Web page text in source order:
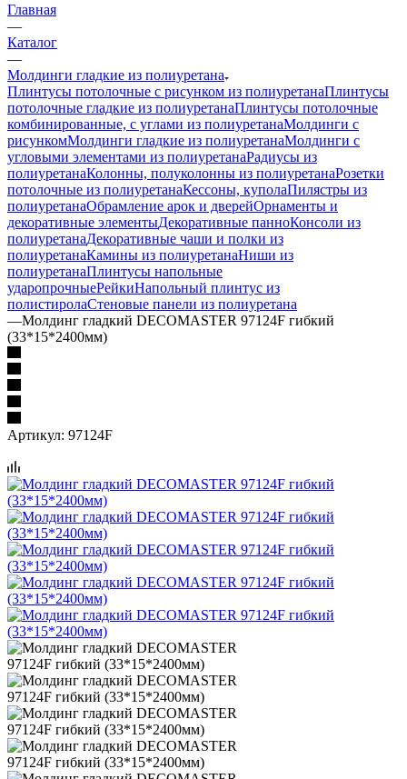
Главная
—
Каталог
—
Молдинги гладкие из полиуретана
Плинтусы потолочные с рисунком из полиуретанаПлинтусы
потолочные гладкие из полиуретанаПлинтусы потолочные
комбинированные, с углами из полиуретанаМолдинги c
рисункомМолдинги гладкие из полиуретанаМолдинги с
угловыми элементами из полиуретанаРадиусы из
полиуретанаКолонны, полуколонны из полиуретанаРозетки
потолочные из полиуретанаКессоны, куполаПилястры из
полиуретанаОбрамление арок и дверейОрнаменты и
декоративные элементыДекоративные панноКонсоли из
полиуретанаДекоративные чаши и полки из
полиуретанаКамины из полиуретанаНиши из
полиуретанаПлинтусы напольные
ударопрочныеРейкиНапольный плинтус из
полистиролаСтеновые панели из полиуретана
—Молдинг гладкий DECOMASTER 97124F гибкий
(33*15*2400мм)
Артикул: 97124F